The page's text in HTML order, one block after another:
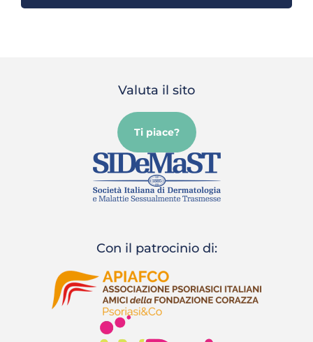
Valuta il sito
Ti piace?
Con il patrocinio di: